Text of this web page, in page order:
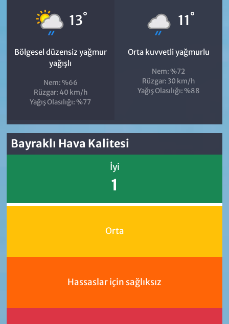
13°
Bölgesel düzensiz yağmur
yağışlı
Nem: %66
Rüzgar: 40 km/h
Yağış Olasılığı: %77
11°
Orta kuvvetli yağmurlu
Nem: %72
Rüzgar: 30 km/h
Yağış Olasılığı: %88
Bayraklı Hava Kalitesi
İyi
1
Orta
Hassaslar için sağlıksız